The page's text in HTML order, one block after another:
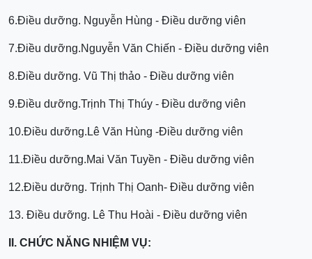
6.Điều dưỡng. Nguyễn Hùng - Điều dưỡng viên
7.Điều dưỡng.Nguyễn Văn Chiến - Điều dưỡng viên
8.Điều dưỡng. Vũ Thị thảo - Điều dưỡng viên
9.Điều dưỡng.Trịnh Thị Thúy - Điều dưỡng viên
10.Điều dưỡng.Lê Văn Hùng -Điều dưỡng viên
11.Điều dưỡng.Mai Văn Tuyền - Điều dưỡng viên
12.Điều dưỡng. Trịnh Thị Oanh- Điều dưỡng viên
13. Điều dưỡng. Lê Thu Hoài - Điều dưỡng viên
II. CHỨC NĂNG NHIỆM VỤ: